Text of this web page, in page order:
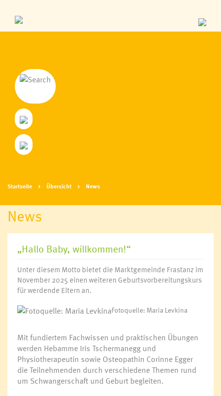
Startseite Übersicht News
News
„Hallo Baby, willkommen!“
Unter diesem Motto bietet die Marktgemeinde Frastanz im
November 2025 einen weiteren Geburtsvorbereitungskurs
für werdende Eltern an.
Fotoquelle: Maria Levkina
Mit fundiertem Fachwissen und praktischen Übungen
werden Hebamme Iris Tschermanegg und
Physiotherapeutin sowie Osteopathin Corinne Egger
die Teilnehmenden durch verschiedene Themen rund
um Schwangerschaft und Geburt begleiten.